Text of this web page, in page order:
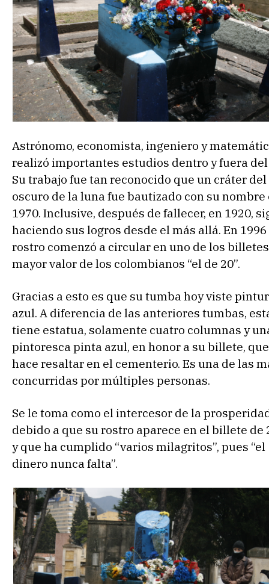
Astrónomo, economista, ingeniero y
realizó importantes estudios dentro y fuera
Su trabajo fue tan reconocido que un cráter
oscuro de la luna fue bautizado con su nombre
1970. Inclusive, después de fallecer, en 1920,
haciendo sus logros desde el más allá. En 1996
rostro comenzó a circular en uno de los
mayor valor de los colombianos “el de 20”.
Gracias a esto es que su tumba hoy viste
azul. A diferencia de las anteriores tumbas,
tiene estatua, solamente cuatro columnas y
pintoresca pinta azul, en honor a su billete,
hace resaltar en el cementerio. Es una de las
concurridas por múltiples personas.
Se le toma como el intercesor de la
debido a que su rostro aparece en el billete de
y que ha cumplido “varios milagritos”, pues “el
dinero nunca falta”.